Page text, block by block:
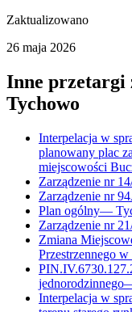
Zaktualizowano
26 maja 2026
Inne przetargi
Tychowo
Interpelacja w
planowany plac
miejscowości
Zarządzenie nr
Zarządzenie nr
Plan ogólny—
Zarządzenie nr
Zmiana
Przestrzennego
jednorodzinnego
Interpelacja w